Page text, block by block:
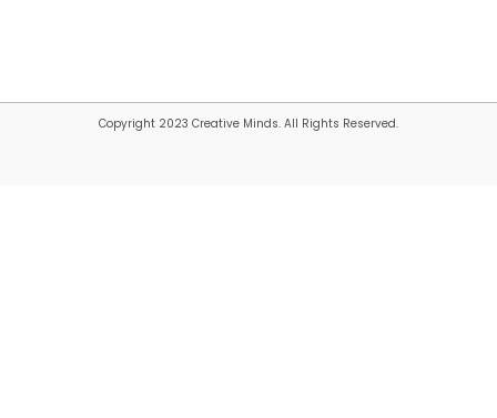
Copyright 2023 Creative Minds. All Rights Reserved.